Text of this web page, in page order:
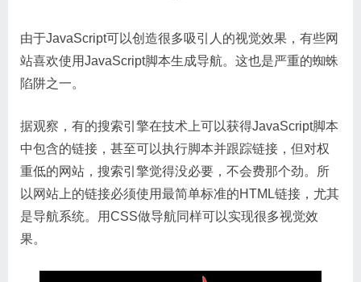
由于JavaScript可以创造很多吸引人的视觉效果，有些网
站喜欢使用JavaScript脚本生成导航。这也是严重的蜘蛛
陷阱之一。
据观察，有的搜索引擎在技术上可以获得JavaScript脚本
中包含的链接，甚至可以执行脚本并跟踪链接，但对权
重低的网站，搜索引擎觉得没必要，不会费那个劲。所
以网站上的链接必须使用最简单标准的HTML链接，尤其
是导航系统。用CSS做导航同样可以实现很多视觉效
果。